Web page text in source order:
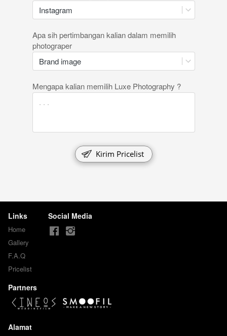
Instagram
Apa sih pertimbangan kalian dalam memilih
photograper
Brand image
Mengapa kalian memilih Luxe Photography ?
` Kirim Pricelist
Links
Home
Gallery
F.A.Q
Pricelist
Social Media
Partners
Alamat